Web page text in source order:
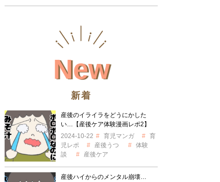
New
新着
産後のイライラをどうにかした
い…【産後ケア体験漫画レポ2】
2024-10-22
育児マンガ
育
児レポ
産後うつ
体験
談
産後ケア
産後ハイからのメンタル崩壊…